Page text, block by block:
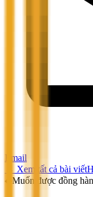
Email
← Xem tất cả bài viết
◆ Muốn được đồng